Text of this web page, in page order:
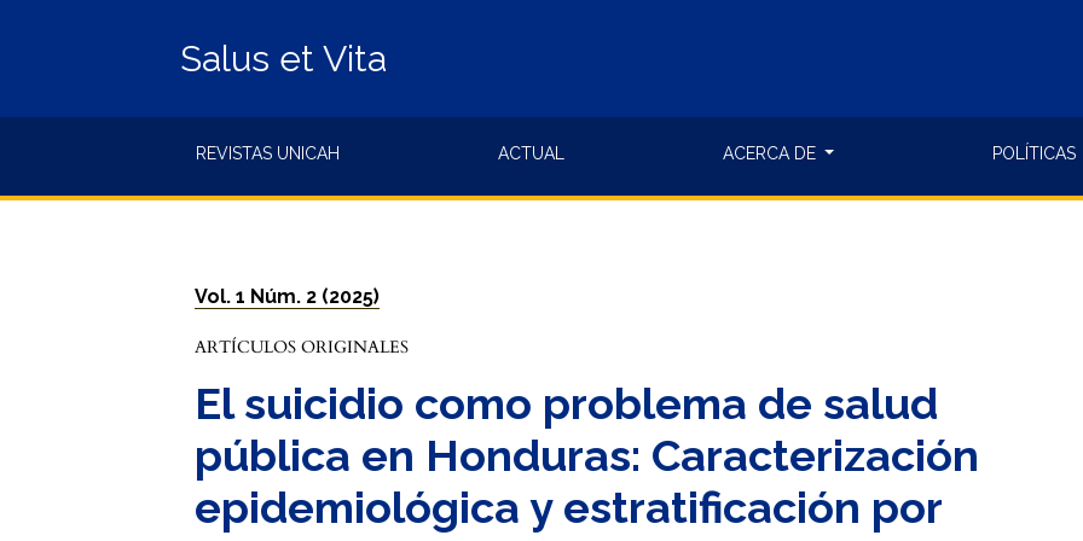
Salus et Vita
REVISTAS UNICAH ACTUAL ACERCA DE POLÍTICAS
Vol. 1 Núm. 2 (2025)
ARTÍCULOS ORIGINALES
El suicidio como problema de salud
pública en Honduras: Caracterización
epidemiológica y estratificación por